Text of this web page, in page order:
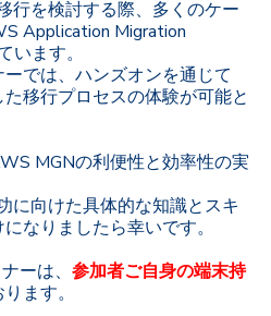
行を検討する際、多くのケー
Application Migration
います。
では、ハンズオンを通じて
移行プロセスの体験が可能と
MGNの利便性と効率性の実
に向けた具体的な知識とスキ
なりましたら幸いです。
ーは、 参加者ご自身の端末持
ます。